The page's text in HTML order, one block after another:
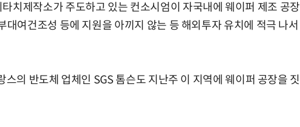
치제작소가 주도하고 있는 컨소시엄이 자국내에 웨이퍼 제조 공장
대여건조성 등에 지원을 아끼지 않는 등 해외투자 유치에 적극 나서
의 반도체 업체인 SGS 톰슨도 지난주 이 지역에 웨이퍼 공장을 짓